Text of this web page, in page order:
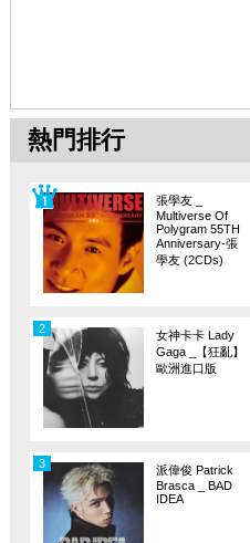
熱門排行
張學友 _
Multiverse Of
Polygram 55TH
Anniversary-張
學友 (2CDs)
女神卡卡 Lady
Gaga _【狂亂】
歐洲進口版
2
派偉俊 Patrick
Brasca _ BAD
IDEA
3